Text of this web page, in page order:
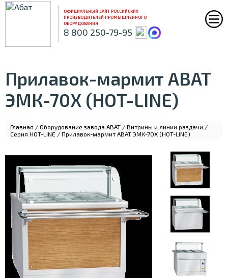
ОФИЦИАЛЬНЫЙ САЙТ РОССИЙСКИХ
ПРОИЗВОДИТЕЛЕЙ ПРОМЫШЛЕННОГО
ОБОРУДОВАНИЯ
8 800 250-79-95
Прилавок-мармит ABAT
ЭМК-70Х (HOT-LINE)
Главная / Оборудование завода ABAT / Витрины и линии раздачи /
Серия HOT-LINE / Прилавок-мармит ABAT ЭМК-70Х (HOT-LINE)